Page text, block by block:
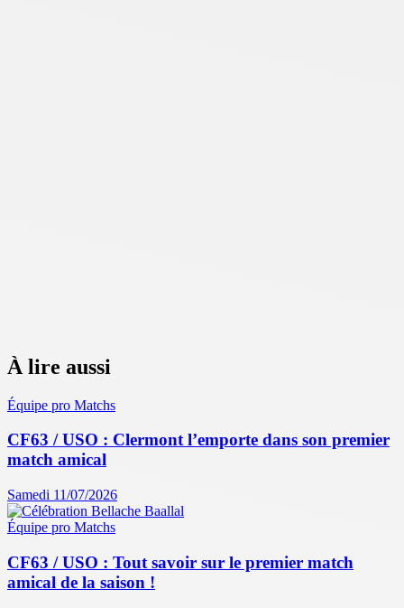
À lire aussi
Équipe pro Matchs
CF63 / USO : Clermont l’emporte dans son premier
match amical
Samedi 11/07/2026
Équipe pro Matchs
CF63 / USO : Tout savoir sur le premier match
amical de la saison !